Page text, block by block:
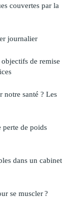
couvertes par la
journalier
de remise
notre santé ? Les
perte de poids
dans un cabinet
se muscler ?